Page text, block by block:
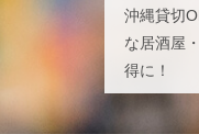
沖縄貸切
な居酒屋
得に！